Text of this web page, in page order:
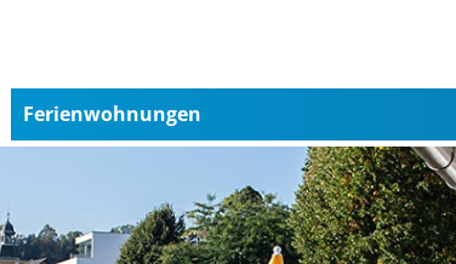
Ferienwohnungen